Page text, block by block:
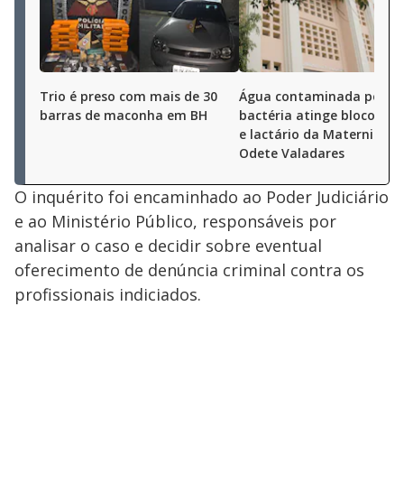
Trio é preso com mais de 30
barras de maconha em BH
Água contaminada por
bactéria atinge bloco
e lactário da Maternidade
Odete Valadares
O inquérito foi encaminhado ao Poder Judiciário
e ao Ministério Público, responsáveis por
analisar o caso e decidir sobre eventual
oferecimento de denúncia criminal contra os
profissionais indiciados.